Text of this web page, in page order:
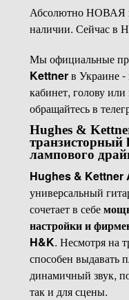
Абсолютно НОВАЯ
наличии. Сейчас
Мы официальные
Kettnerв Украине -
кабинет, голову
обращайтесь в
Hughes &
транзисторный
лампового
Hughes & Kettner
универсальный
сочетает в себе
настройки и
H&K. Несмотря на
способен
динамичный звук,
так и для сцены.